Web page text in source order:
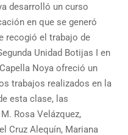
desarrolló un curso
en que se generó
recogió el trabajo de
Unidad Botijas I en
Noya ofreció un
trabajos realizados en la
esta clase, las
Rosa Velázquez,
Cruz Alequín, Mariana